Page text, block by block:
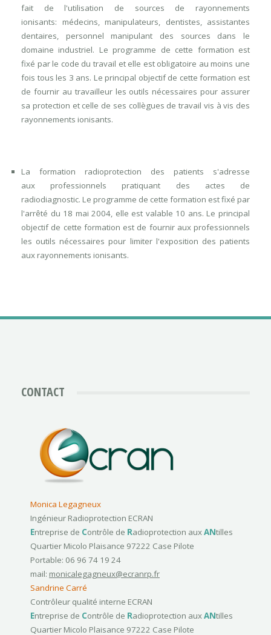
fait de l'utilisation de sources de rayonnements
ionisants: médecins, manipulateurs, dentistes, assistantes
dentaires, personnel manipulant des sources dans le
domaine industriel. Le programme de cette formation est
fixé par le code du travail et elle est obligatoire au moins une
fois tous les 3 ans. Le principal objectif de cette formation est
de fournir au travailleur les outils nécessaires pour assurer
sa protection et celle de ses collègues de travail vis à vis des
rayonnements ionisants.
La formation radioprotection des patients s'adresse
aux professionnels pratiquant des actes de
radiodiagnostic. Le programme de cette formation est fixé par
l'arrêté du 18 mai 2004, elle est valable 10 ans. Le principal
objectif de cette formation est de fournir aux professionnels
les outils nécessaires pour limiter l'exposition des patients
aux rayonnements ionisants.
CONTACT
Monica Legagneux
Ingénieur Radioprotection ECRAN
Entreprise de Contrôle de Radioprotection auxANtilles
Quartier Micolo Plaisance 97222 Case Pilote
Portable: 06 96 74 19 24
mail: monicalegagneux@ecranrp.fr
Sandrine Carré
Contrôleur qualité interne ECRAN
Entreprise de Contrôle de Radioprotection auxANtilles
Quartier Micolo Plaisance 97222 Case Pilote